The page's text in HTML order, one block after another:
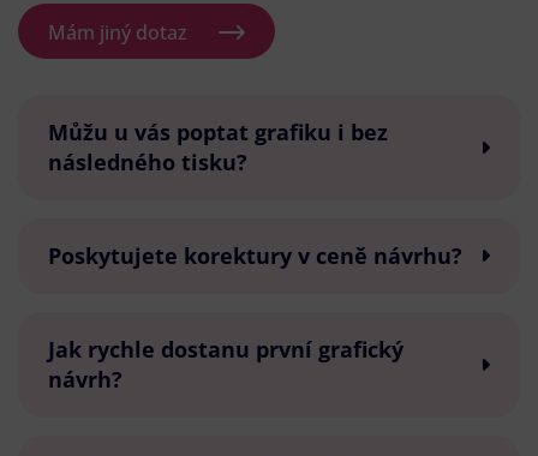
Mám jiný dotaz
Můžu u vás poptat grafiku i bez
následného tisku?
Poskytujete korektury v ceně návrhu?
Jak rychle dostanu první grafický
návrh?